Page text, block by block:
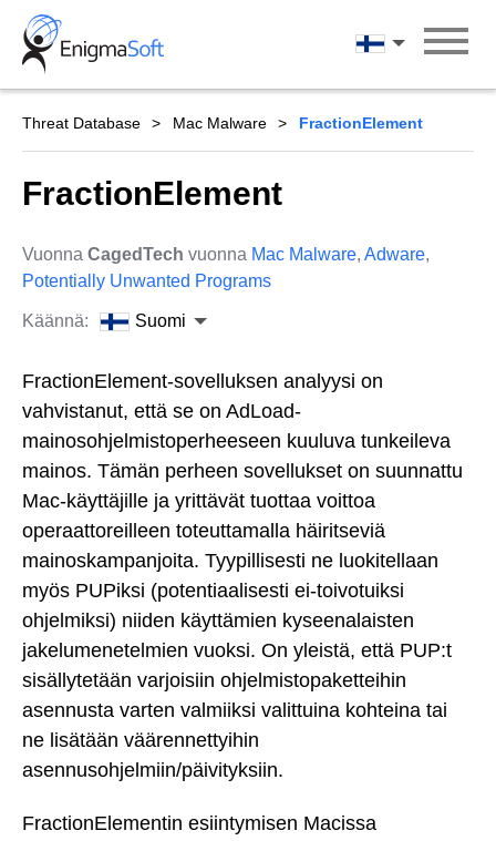
Skip
content
Suomi
Threat Database Mac Malware FractionElement
FractionElement
Vuonna CagedTech vuonna Mac Malware, Adware,
Potentially Unwanted Programs
Käännä: Suomi
FractionElement-sovelluksen analyysi on
vahvistanut, että se on AdLoad-
mainosohjelmistoperheeseen kuuluva tunkeileva
mainos. Tämän perheen sovellukset on suunnattu
Mac-käyttäjille ja yrittävät tuottaa voittoa
operaattoreilleen toteuttamalla häiritseviä
mainoskampanjoita. Tyypillisesti ne luokitellaan
myös PUPiksi (potentiaalisesti ei-toivotuiksi
ohjelmiksi) niiden käyttämien kyseenalaisten
jakelumenetelmien vuoksi. On yleistä, että PUP:t
sisällytetään varjoisiin ohjelmistopaketteihin
asennusta varten valmiiksi valittuina kohteina tai
ne lisätään väärennettyihin
asennusohjelmiin/päivityksiin.
FractionElementin esiintymisen Macissa